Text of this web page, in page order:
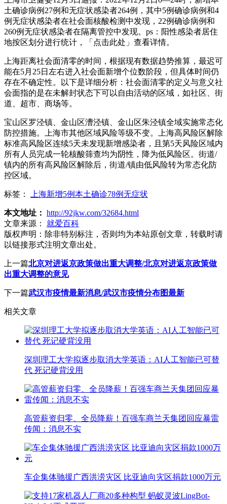
土确诊病例27例和无症状感染者264例，其中5例确诊病例和4
例无症状感染者在社会面核酸检测中发现，22例确诊病例和
260例无症状感染者在隔离管控中发现。ps：阳性感染者居住
地按区划分进行统计，「点击此处」查看详情。
上海距离社会面清零的时间，根据现有数据趋势推算，最迟可
能在5月25日左右进入社会面新增个位数阶段，但具体时间仍
存在不确定性。以下是详细分析：社会面清零的定义与意义社
会面指的是在未解封状态下可以自由活动的区域，如社区、街
道、超市、商场等。
宝山区罗泾镇、金山区漕泾镇、金山区朱泾镇全域实施常态化
防控措施。上海市其他区域风险等级不变。上海高风险区解除
标准高风险区连续5天未发现新增感染者，且第5天风险区域内
所有人员完成一轮核酸筛查均为阴性，降为低风险区。街道/
镇内的所有高风险区解除后，街道/镇由低风险转为常态化防
控区域。
标签： 上海新增5例本土确诊78例无症状
本文地址： http://92jkw.com/32684.html
文章来源：
就爱百科
版权声明： 除非特别标注，否则均为本站原创文章，转载时请
以链接形式注明文章出处。
上一篇北京对进返京政策做出重大调整/北京对进返京政策做
出重大调整的意见
下一篇武汉市疫情最新消息/武汉市疫情分布图最新
相关文章
深圳理工大学拟逐步取消大学英语：AI人工智能已可替
代 死记硬背没用
高管薪资归零、全员降薪！百强车商兰天集团回应暴雷
传闻：消息不实
车企集体驰援广西洪涝灾区 比亚迪向灾区捐款1000万元